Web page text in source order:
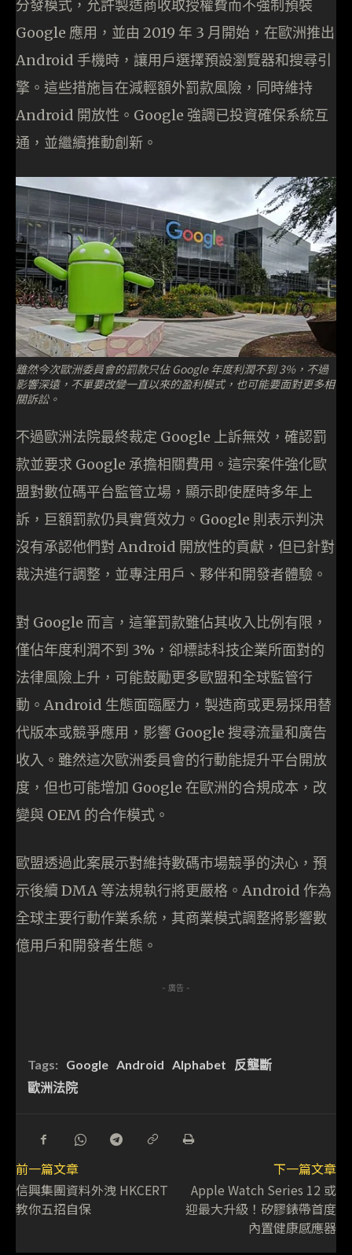
分發模式，允許製造商收取授權費而不強制預裝
Google 應用，並由 2019 年 3 月開始，在歐洲推出
Android 手機時，讓用戶選擇預設瀏覽器和搜尋引
擎。這些措施旨在減輕額外罰款風險，同時維持
Android 開放性。Google 強調已投資確保系統互
通，並繼續推動創新。
雖然今次歐洲委員會的罰款只佔 Google 年度利潤不到 3%，不過
影響深遠，不單要改變一直以來的盈利模式，也可能要面對更多相
關訴訟。
不過歐洲法院最終裁定 Google 上訴無效，確認罰
款並要求 Google 承擔相關費用。這宗案件強化歐
盟對數位碼平台監管立場，顯示即使歷時多年上
訴，巨額罰款仍具實質效力。Google 則表示判決
沒有承認他們對 Android 開放性的貢獻，但已針對
裁決進行調整，並專注用戶、夥伴和開發者體驗。
對 Google 而言，這筆罰款雖佔其收入比例有限，
僅佔年度利潤不到 3%，卻標誌科技企業所面對的
法律風險上升，可能鼓勵更多歐盟和全球監管行
動。Android 生態面臨壓力，製造商或更易採用替
代版本或競爭應用，影響 Google 搜尋流量和廣告
收入。雖然這次歐洲委員會的行動能提升平台開放
度，但也可能增加 Google 在歐洲的合規成本，改
變與 OEM 的合作模式。
歐盟透過此案展示對維持數碼市場競爭的決心，預
示後續 DMA 等法規執行將更嚴格。Android 作為
全球主要行動作業系統，其商業模式調整將影響數
億用戶和開發者生態。
- 廣告 -
Tags: Google Android Alphabet
反壟斷
歐洲法院
前一篇文章
信興集團資料外洩 HKCERT
教你五招自保
下一篇文章
Apple Watch Series 12 或
迎最大升級！矽膠錶帶首度
內置健康感應器